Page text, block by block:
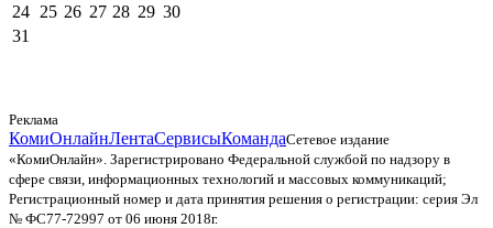
24 25 26 27 28 29 30
31
Реклама
КомиОнлайнЛентаСервисыКомандаСетевое издание
«КомиОнлайн». Зарегистрировано Федеральной службой по надзору в
сфере связи, информационных технологий и массовых коммуникаций;
Регистрационный номер и дата принятия решения о регистрации: серия Эл
№ ФС77-72997 от 06 июня 2018г.